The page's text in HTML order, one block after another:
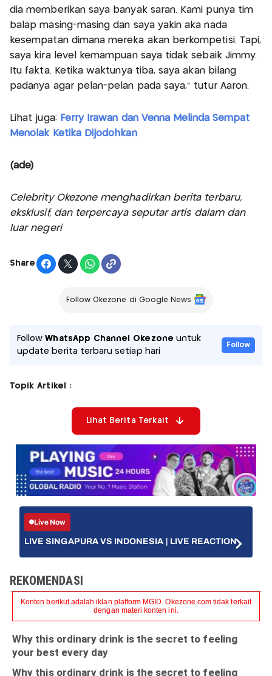
dia memberikan saya banyak saran. Kami punya tim
balap masing-masing dan saya yakin aka nada
kesempatan dimana mereka akan berkompetisi. Tapi,
saya kira level kemampuan saya tidak sebaik Jimmy.
Itu fakta. Ketika waktunya tiba, saya akan bilang
padanya agar pelan-pelan pada saya,” tutur Aaron.
Lihat juga: Ferry Irawan dan Venna Melinda Sempat
Menolak Ketika Dijodohkan
(ade)
Celebrity Okezone menghadirkan berita terbaru,
eksklusif, dan terpercaya seputar artis dalam dan
luar negeri
Share
Follow Okezone di Google News
FollowWhatsApp Channel Okezone untuk
update berita terbaru setiap hari
Follow
Topik Artikel :
Lihat Berita Terkait
Live Now
LIVE SINGAPURA VS INDONESIA | LIVE REACTION